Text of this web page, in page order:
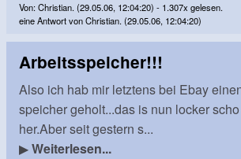
Von: Christian. (29.05.06, 12:04:20) - 1.307x gelesen.
eine Antwort von Christian. (29.05.06, 12:04:20)
Arbeitsspeicher!!!
Also ich hab mir letztens bei Ebay
speicher geholt...das is nun locker
her.Aber seit gestern s...
▶Weiterlesen...